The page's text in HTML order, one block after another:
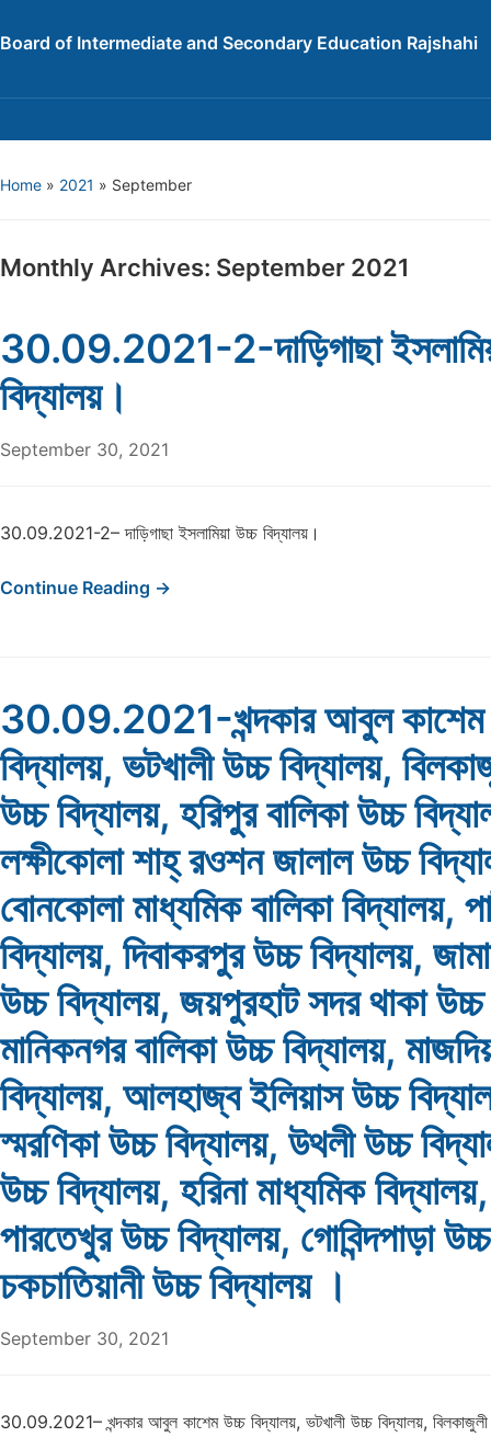
Board of Intermediate and Secondary Education Rajshahi
Home » 2021 » September
Monthly Archives: September 2021
30.09.2021-2-দাড়িগাছা
বিদ্যালয়।
September 30, 2021
30.09.2021-2– দাড়িগাছা ইসলামিয়া উচ্চ বিদ্যালয়।
Continue Reading →
30.09.2021-খন্দকার আবুল কাশেম
বিদ্যালয়, ভটখালী উচ্চ বিদ্যালয়,
উচ্চ বিদ্যালয়, হরিপুর বালিকা উচ্চ
লক্ষীকোলা শাহ্ রওশন জালাল উচ্চ
বোনকোলা মাধ্যমিক বালিকা বিদ্যালয়,
বিদ্যালয়, দিবাকরপুর উচ্চ বিদ্যালয়,
উচ্চ বিদ্যালয়, জয়পুরহাট সদর থাকা উচ্চ
মানিকনগর বালিকা উচ্চ বিদ্যালয়,
বিদ্যালয়, আলহাজ্ব ইলিয়াস উচ্চ
স্মরণিকা উচ্চ বিদ্যালয়, উথলী উচ্চ
উচ্চ বিদ্যালয়, হরিনা মাধ্যমিক
পারতেখুর উচ্চ বিদ্যালয়, গোবিন্দপাড়া
চকচাতিয়ানী উচ্চ বিদ্যালয় ।
September 30, 2021
30.09.2021– খন্দকার আবুল কাশেম উচ্চ বিদ্যালয়, ভটখালী উচ্চ বিদ্যালয়, বিলকাজুলী